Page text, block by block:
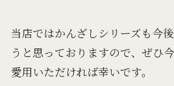
当店ではかんざしシリーズも今
うと思っておりますので、ぜひ
愛用いただければ幸いです。